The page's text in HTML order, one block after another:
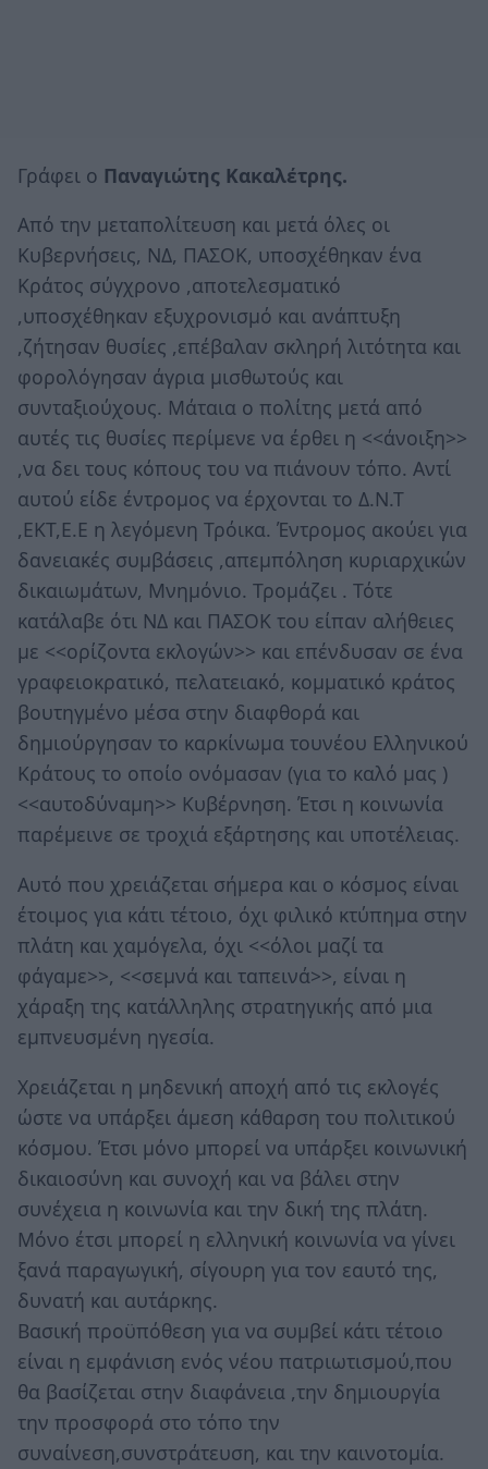
Γράφει ο Παναγιώτης Κακαλέτρης.
Από την μεταπολίτευση και μετά όλες οι
Κυβερνήσεις, ΝΔ, ΠΑΣΟΚ, υποσχέθηκαν ένα
Κράτος σύγχρονο ,αποτελεσματικό
,υποσχέθηκαν εξυχρονισμό και ανάπτυξη
,ζήτησαν θυσίες ,επέβαλαν σκληρή λιτότητα και
φορολόγησαν άγρια μισθωτούς και
συνταξιούχους. Μάταια ο πολίτης μετά από
αυτές τις θυσίες περίμενε να έρθει η <<άνοιξη>>
,να δει τους κόπους του να πιάνουν τόπο. Αντί
αυτού είδε έντρομος να έρχονται το Δ.Ν.Τ
,ΕΚΤ,Ε.Ε η λεγόμενη Τρόικα. Έντρομος ακούει για
δανειακές συμβάσεις ,απεμπόληση κυριαρχικών
δικαιωμάτων, Μνημόνιο. Τρομάζει . Τότε
κατάλαβε ότι ΝΔ και ΠΑΣΟΚ του είπαν αλήθειες
με <<ορίζοντα εκλογών>> και επένδυσαν σε ένα
γραφειοκρατικό, πελατειακό, κομματικό κράτος
βουτηγμένο μέσα στην διαφθορά και
δημιούργησαν το καρκίνωμα τουνέου Ελληνικού
Κράτους το οποίο ονόμασαν (για το καλό μας )
<<αυτοδύναμη>> Κυβέρνηση. Έτσι η κοινωνία
παρέμεινε σε τροχιά εξάρτησης και υποτέλειας.
Αυτό που χρειάζεται σήμερα και ο κόσμος είναι
έτοιμος για κάτι τέτοιο, όχι φιλικό κτύπημα στην
πλάτη και χαμόγελα, όχι <<όλοι μαζί τα
φάγαμε>>, <<σεμνά και ταπεινά>>, είναι η
χάραξη της κατάλληλης στρατηγικής από μια
εμπνευσμένη ηγεσία.
Χρειάζεται η μηδενική αποχή από τις εκλογές
ώστε να υπάρξει άμεση κάθαρση του πολιτικού
κόσμου. Έτσι μόνο μπορεί να υπάρξει κοινωνική
δικαιοσύνη και συνοχή και να βάλει στην
συνέχεια η κοινωνία και την δική της πλάτη.
Μόνο έτσι μπορεί η ελληνική κοινωνία να γίνει
ξανά παραγωγική, σίγουρη για τον εαυτό της,
δυνατή και αυτάρκης.
Βασική προϋπόθεση για να συμβεί κάτι τέτοιο
είναι η εμφάνιση ενός νέου πατριωτισμού,που
θα βασίζεται στην διαφάνεια ,την δημιουργία
την προσφορά στο τόπο την
συναίνεση,συνστράτευση, και την καινοτομία.